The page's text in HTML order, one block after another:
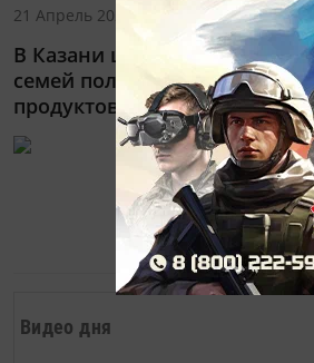
Видео дня
21 Апрель 2020 - 08:44
В Казани школьники из
семей получают вторую
продуктовых наборов
В Казани
получать вторую
продуктовых
апреля
тысячи 370
1776 0 1